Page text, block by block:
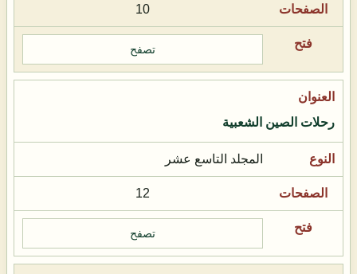
10
تصفح
رحلات الصين الشعبية
المجلد التاسع عشر
12
تصفح